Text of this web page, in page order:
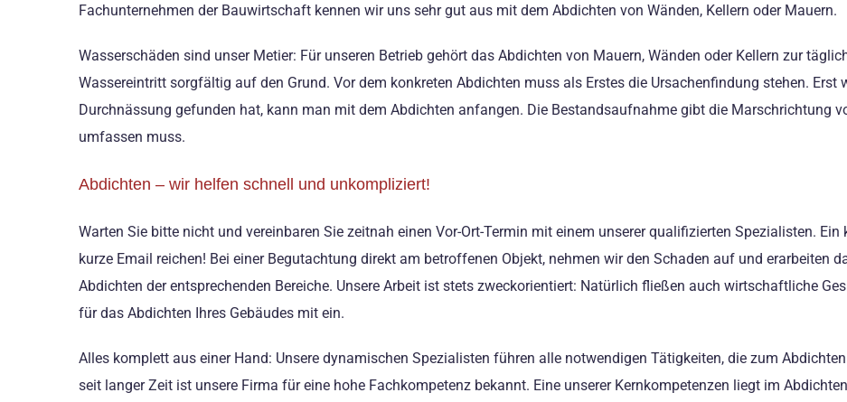
Fachunternehmen der Bauwirtschaft kennen wir uns sehr gut aus mit dem Abdichten von Wänden, Kellern oder Mauern.
Wasserschäden sind unser Metier: Für unseren Betrieb gehört das Abdichten von Mauern, Wänden oder Kellern zur
Wassereintritt sorgfältig auf den Grund. Vor dem konkreten Abdichten muss als Erstes die Ursachenfindung stehen. Erst
Durchnässung gefunden hat, kann man mit dem Abdichten anfangen. Die Bestandsaufnahme gibt die Marschrichtung
umfassen muss.
Abdichten – wir helfen schnell und unkompliziert!
Warten Sie bitte nicht und vereinbaren Sie zeitnah einen Vor-Ort-Termin mit einem unserer qualifizierten Spezialisten.
kurze Email reichen! Bei einer Begutachtung direkt am betroffenen Objekt, nehmen wir den Schaden auf und erarbeiten
Abdichten der entsprechenden Bereiche. Unsere Arbeit ist stets zweckorientiert: Natürlich fließen auch wirtschaftliche
für das Abdichten Ihres Gebäudes mit ein.
Alles komplett aus einer Hand: Unsere dynamischen Spezialisten führen alle notwendigen Tätigkeiten, die zum
seit langer Zeit ist unsere Firma für eine hohe Fachkompetenz bekannt. Eine unserer Kernkompetenzen liegt im